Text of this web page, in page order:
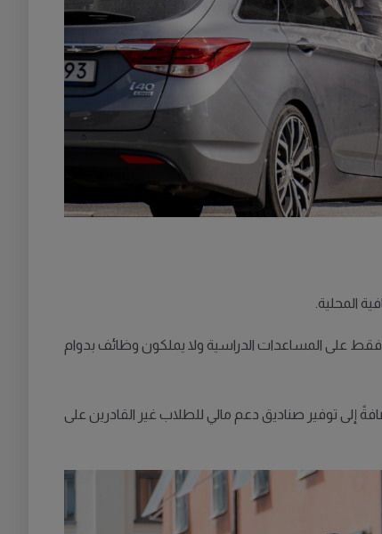
المحلية.
فقط على المساعدات الدراسية ولا يملكون وظائف بدوام
إلى توفير صناديق دعم مالي للطلاب غير القادرين على